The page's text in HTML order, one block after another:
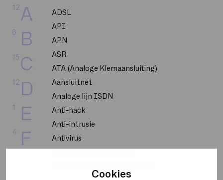
Cookies
A
12
B
6
C
15
D
12
E
1
F
4
ADSL
API
APN
ASR
ATA (Analoge Klemaansluiting)
Aansluitnet
Analoge lijn ISDN
Anti-hack
Anti-intrusie
Antivirus